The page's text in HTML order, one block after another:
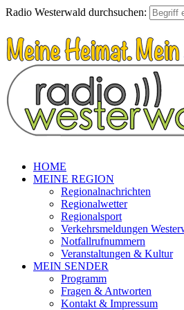
Radio Westerwald durchsuchen:
HOME
MEINE REGION
Regionalnachrichten
Regionalwetter
Regionalsport
Verkehrsmeldungen
Notfallrufnummern
Veranstaltungen & Kultur
MEIN SENDER
Programm
Fragen & Antworten
Kontakt & Impressum